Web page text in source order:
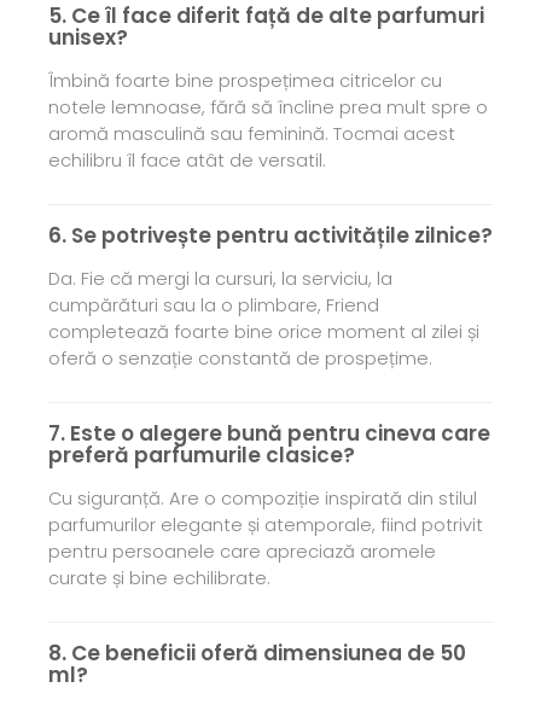
5. Ce îl face diferit față de alte parfumuri
unisex?
Îmbină foarte bine prospețimea citricelor cu
notele lemnoase, fără să încline prea mult spre o
aromă masculină sau feminină. Tocmai acest
echilibru îl face atât de versatil.
6. Se potrivește pentru activitățile zilnice?
Da. Fie că mergi la cursuri, la serviciu, la
cumpărături sau la o plimbare, Friend
completează foarte bine orice moment al zilei și
oferă o senzație constantă de prospețime.
7. Este o alegere bună pentru cineva care
preferă parfumurile clasice?
Cu siguranță. Are o compoziție inspirată din stilul
parfumurilor elegante și atemporale, fiind potrivit
pentru persoanele care apreciază aromele
curate și bine echilibrate.
8. Ce beneficii oferă dimensiunea de 50
ml?